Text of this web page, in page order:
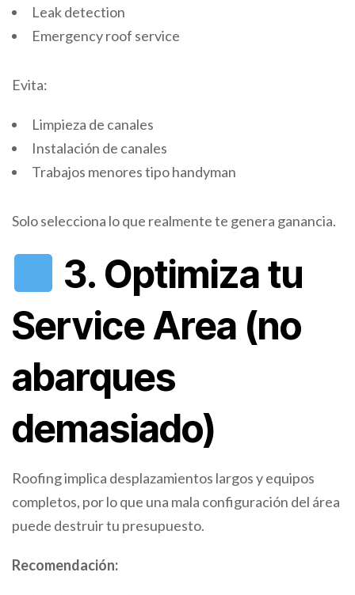
Leak detection
Emergency roof service
Evita:
Limpieza de canales
Instalación de canales
Trabajos menores tipo handyman
Solo selecciona lo que realmente te genera ganancia.
3. Optimiza tu
Service Area (no
abarques
demasiado)
Roofing implica desplazamientos largos y equipos
completos, por lo que una mala configuración del área
puede destruir tu presupuesto.
Recomendación: